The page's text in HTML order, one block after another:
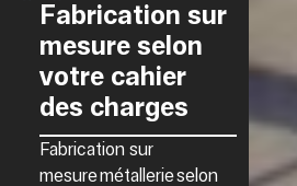
Fabrication sur
mesure selon
votre cahier
des charges
Fabrication sur
mesure métallerieselon